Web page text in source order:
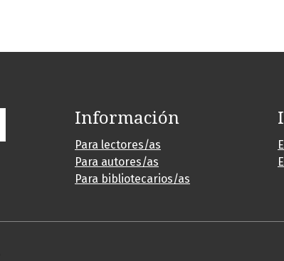
Información
Para lectores/as
Para autores/as
Para bibliotecarios/as